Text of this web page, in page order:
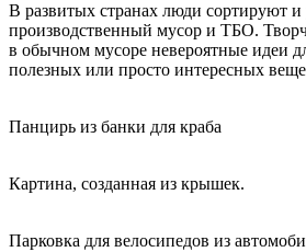
В развитых странах люди сортируют
производственный мусор и ТБО.
в обычном мусоре невероятные идеи
полезных или просто интересных
Панцирь из банки для краба
Картина, созданная из крышек.
Парковка для велосипедов из